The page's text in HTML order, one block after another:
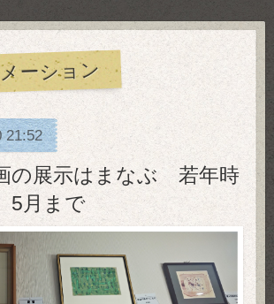
ーション
21:52
の展示はまなぶ 若年時
月まで